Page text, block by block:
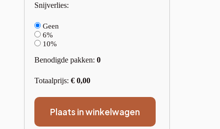
Snijverlies:
Geen
6%
10%
Benodigde pakken: 0
Totaalprijs: € 0,00
Plaats in winkelwagen